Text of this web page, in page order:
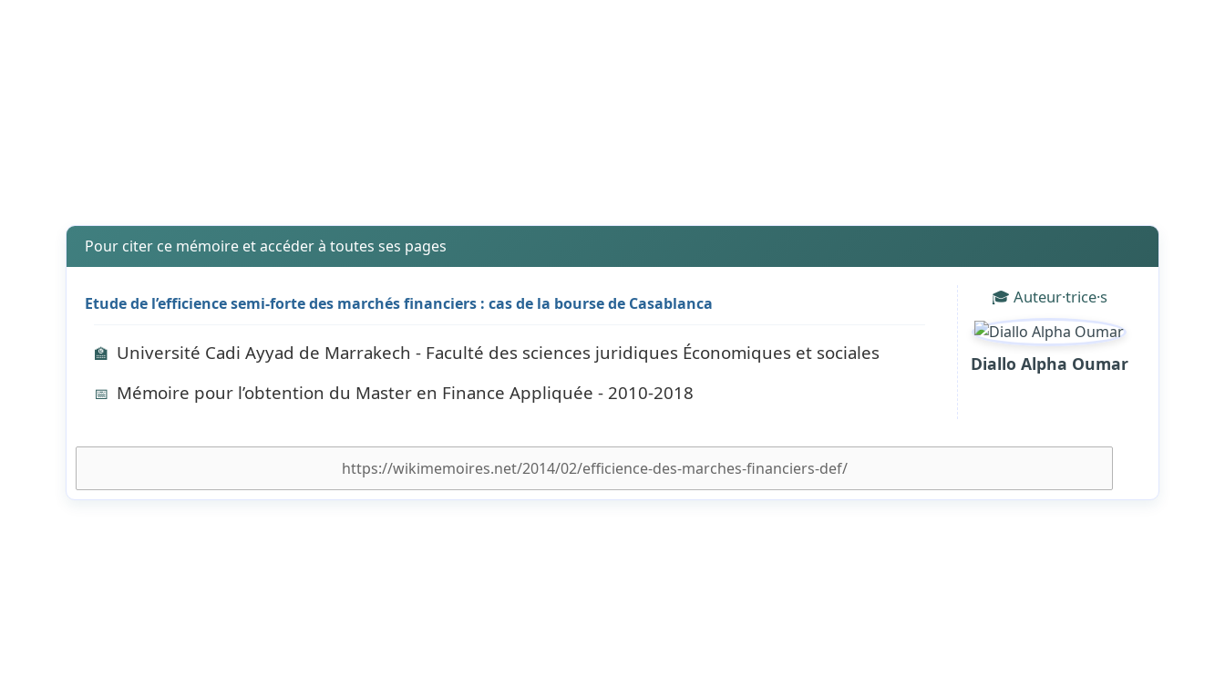
Pour citer ce mémoire et accéder à toutes ses pages
Etude de l’efficience semi-forte des marchés financiers : cas de la bourse de Casablanca
🏫 Université Cadi Ayyad de Marrakech - Faculté des sciences juridiques Économiques et sociales
📅 Mémoire pour l’obtention du Master en Finance Appliquée - 2010-2018
🎓 Auteur·trice·s
Diallo Alpha Oumar